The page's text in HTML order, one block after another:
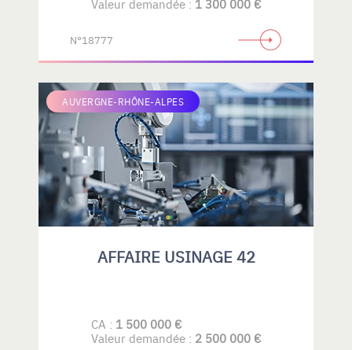
Valeur demandée : 1 300 000 €
N°18777
AUVERGNE-RHÔNE-ALPES
AFFAIRE USINAGE 42
CA : 1 500 000 €
Valeur demandée : 2 500 000 €